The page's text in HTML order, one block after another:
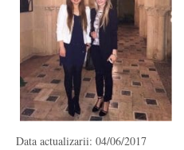
Data actualizarii: 04/06/2017